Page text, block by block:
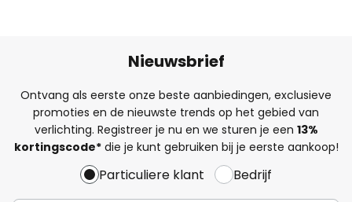
Nieuwsbrief
Ontvang als eerste onze beste aanbiedingen, exclusieve
promoties en de nieuwste trends op het gebied van
verlichting. Registreer je nu en we sturen je een 13%
kortingscode*die je kunt gebruiken bij je eerste aankoop!
Particuliere klant Bedrijf